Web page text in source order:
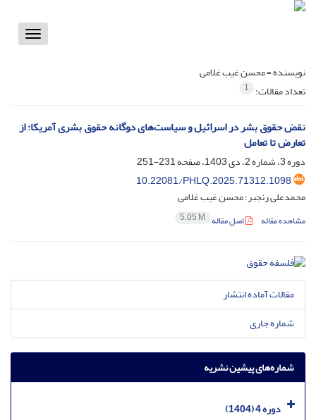
Toggle
نویسنده =محسن غیب غلامی
تعداد مقالات: 1
نقض حقوق بشر در اسرائیل و سیاست‌های دوگانه حقوق بشری آمریکا: از
تعارض تا تعامل
دوره 3، شماره 2، دی 1403، صفحه
231-251
10.22081/PHLQ.2025.71312.1098
محمدعلی رنجبر؛ محسن غیب غلامی
مشاهده مقاله اصل مقاله 5.05 M
مقالات آماده انتشار
شماره جاری
شماره‌های پیشین نشریه
دوره 4 (1404)